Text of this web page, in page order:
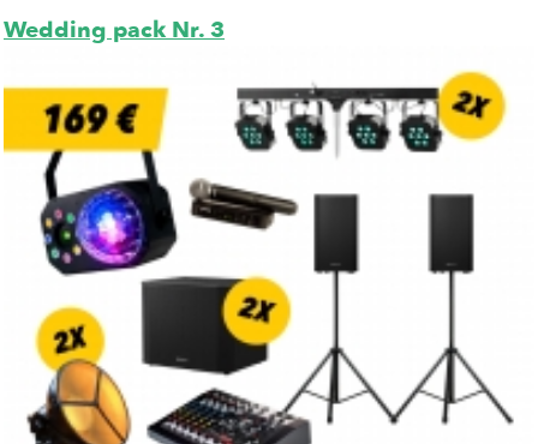
Wedding pack Nr. 3